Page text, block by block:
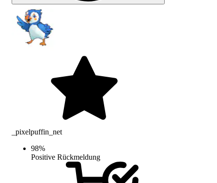
_pixelpuffin_net
98%
Positive Rückmeldung